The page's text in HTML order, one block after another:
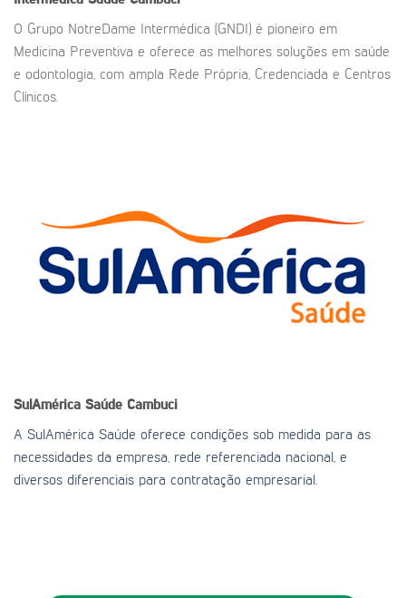
O Grupo NotreDame Intermédica (GNDI) é pioneiro em
Medicina Preventiva e oferece as melhores soluções em saúde
e odontologia, com ampla Rede Própria, Credenciada e Centros
Clínicos.
SulAmérica Saúde Cambuci
A SulAmérica Saúde oferece condições sob medida para as
necessidades da empresa, rede referenciada nacional, e
diversos diferenciais para contratação empresarial.